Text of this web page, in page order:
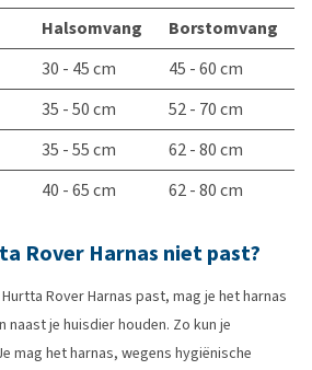
Halsomvang
Borstomvang
30 - 45 cm
45 - 60 cm
35 - 50 cm
52 - 70 cm
35 - 55 cm
62 - 80 cm
40 - 65 cm 62 - 80 cm
Rover Harnas niet past?
Rover Harnas past, mag je het harnas
naast je huisdier houden. Zo kun je
mag het harnas, wegens hygiënische